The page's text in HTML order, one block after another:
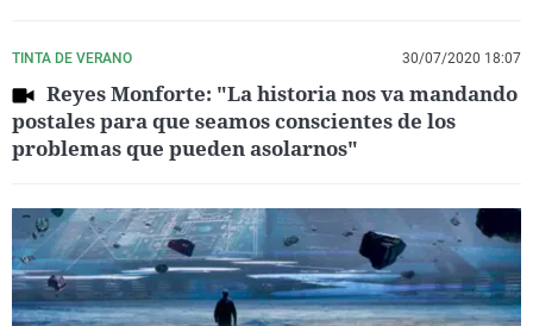
TINTA DE VERANO 30/07/2020 18:07
Reyes Monforte: "La historia nos va mandando
postales para que seamos conscientes de los
problemas que pueden asolarnos"